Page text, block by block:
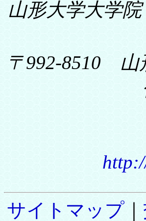
山形大学大学
〒992-8510 山
サイトマップ